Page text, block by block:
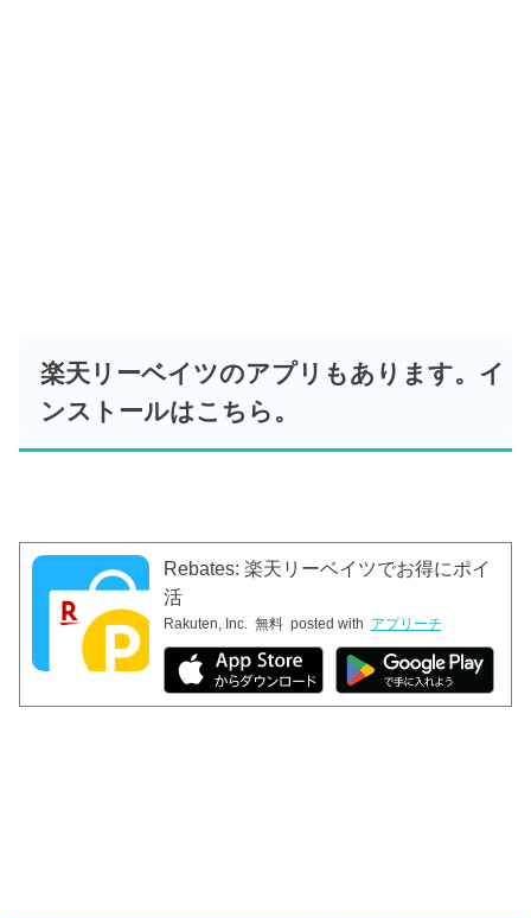
楽天リーベイツのアプリもあります。イ
ンストールはこちら。
Rebates: 楽天リーベイツでお得にポイ
活
Rakuten, Inc. 無料 posted with アプリーチ